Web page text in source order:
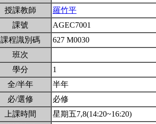
授課教師
羅竹平
課號
AGEC7001
課程識別碼
627 M0030
班次
學分
1
全/半年
半年
必/選修
必修
上課時間
星期五7,8(14:20~16:20)